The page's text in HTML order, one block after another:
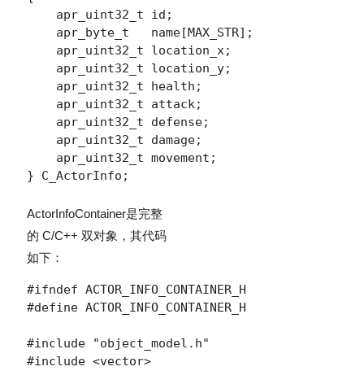
    apr_uint32_t id;
    apr_byte_t   name[MAX_STR];
    apr_uint32_t location_x;
    apr_uint32_t location_y;
    apr_uint32_t health;
    apr_uint32_t attack;
    apr_uint32_t defense;
    apr_uint32_t damage;
    apr_uint32_t movement;
} C_ActorInfo;
ActorInfoContainer是完整
的 C/C++ 双对象，其代码
如下：
#ifndef ACTOR_INFO_CONTAINER_H
#define ACTOR_INFO_CONTAINER_H
#include "object_model.h"
#include <vector>